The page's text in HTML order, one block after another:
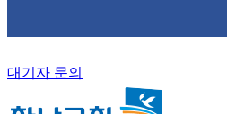
대기자 문의